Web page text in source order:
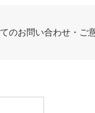
のお問い合わせ・ご